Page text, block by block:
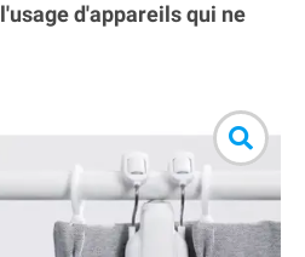
d'appareils qui ne